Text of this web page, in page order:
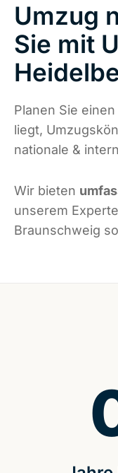
Umzug
Sie mit
Planen Sie
liegt,
nationale &
Wir bieten
unserem
Braunschweig